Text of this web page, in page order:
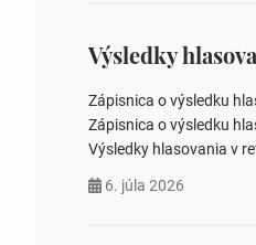
zastupiteľstiev, počtu
zastupiteľstiev v nich 4.
obecného pozemku –…
Zápisnica o výsledku
Zápisnica o výsledku
Výsledky hlasovania v
na hlasovaní https://
6. júla 2026